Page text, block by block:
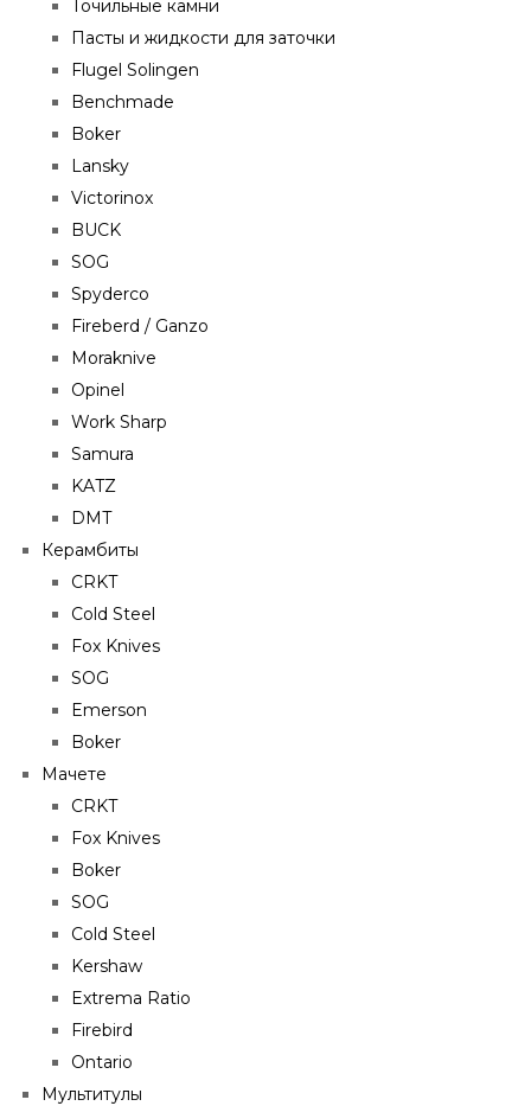
Точильные камни
Пасты и жидкости для заточки
Flugel Solingen
Benchmade
Boker
Lansky
Victorinox
BUCK
SOG
Spyderco
Fireberd / Ganzo
Moraknive
Opinel
Work Sharp
Samura
KATZ
DMT
Керамбиты
CRKT
Cold Steel
Fox Knives
SOG
Emerson
Boker
Мачете
CRKT
Fox Knives
Boker
SOG
Cold Steel
Kershaw
Extrema Ratio
Firebird
Ontario
Мультитулы